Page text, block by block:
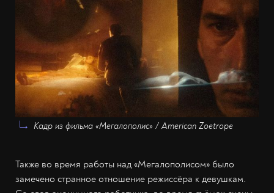
Кадр из фильма «Мегалополис» / American Zoetrope
Также во время работы над «Мегалополисом» было
замечено странное отношение режиссёра к девушкам.